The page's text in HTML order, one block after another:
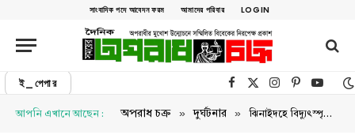
সাংবাদিক পদে আবেদন ফরম আমাদের পরিবার LOGIN
ই_পেপার Facebook
X (Twitter)Instagram
Pinterest
আপনি এখানে আছেন : অপরাধ চক্র » দুর্ঘটনার » ঝিনাইদহে বিদ্যুৎস্পৃষ্টে কৃষকের প্রাণহানি, আহত আরও একজন